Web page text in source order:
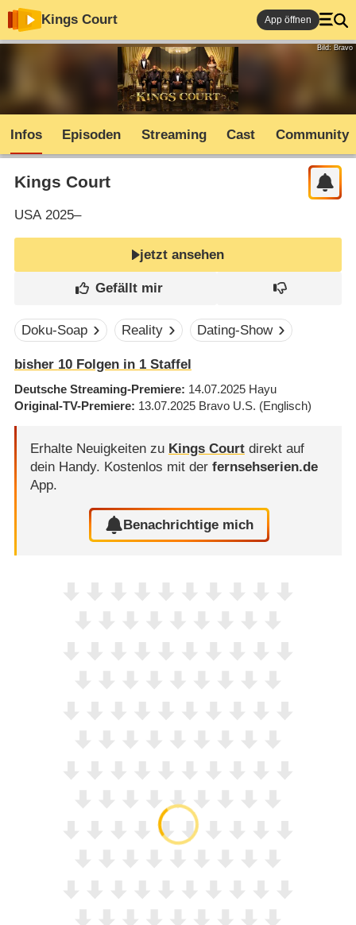
Kings Court App öffnen
Bild: Bravo
Infos Episoden Streaming Cast Community
Kings Court
USA2025–
jetzt ansehen
Doku-Soap Reality Dating-Show
bisher 10Folgen in 1Staffel
Deutsche Streaming-Premiere 14.07.2025 Hayu
Original-TV-Premiere 13.07.2025 Bravo U.S. (Englisch)
Erhalte Neuigkeiten zu Kings Courtdirekt auf
dein Handy. Kostenlos mit der fernsehserien.de
App.
Benachrichtige mich